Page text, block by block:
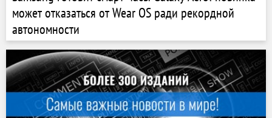
может отказаться от Wear OS ради рекордной
автономности